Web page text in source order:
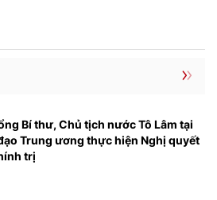
Bí thư, Chủ tịch nước Tô Lâm tại
Trung ương thực hiện Nghị quyết
trị